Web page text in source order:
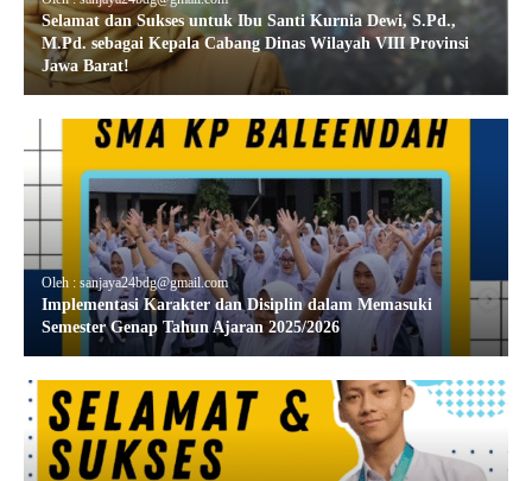
Selamat dan Sukses untuk Ibu Santi Kurnia Dewi, S.Pd.,
M.Pd. sebagai Kepala Cabang Dinas Wilayah VIII Provinsi
Jawa Barat!
Oleh : sanjaya24bdg@gmail.com
Implementasi Karakter dan Disiplin dalam Memasuki
Semester Genap Tahun Ajaran 2025/2026